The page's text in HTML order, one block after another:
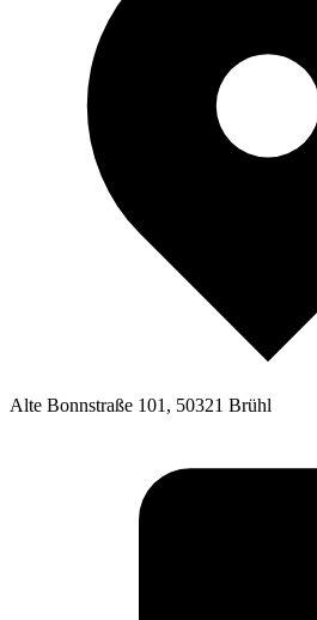
Alte Bonnstraße 101, 50321 Brühl